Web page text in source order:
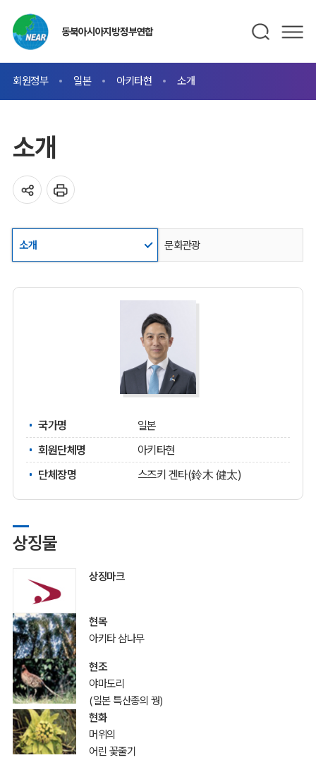
동북아시아지방정부연합
회원정부 일본 아키타현 소개
소개
소개 문화관광
국가명
일본
회원단체명
아키타현
단체장명
스즈키 겐타(鈴木 健太)
상징물
상징마크
현목
아키타 삼나무
현조
야마도리
(일본 특산종의 꿩)
현화
머위의
어린 꽃줄기